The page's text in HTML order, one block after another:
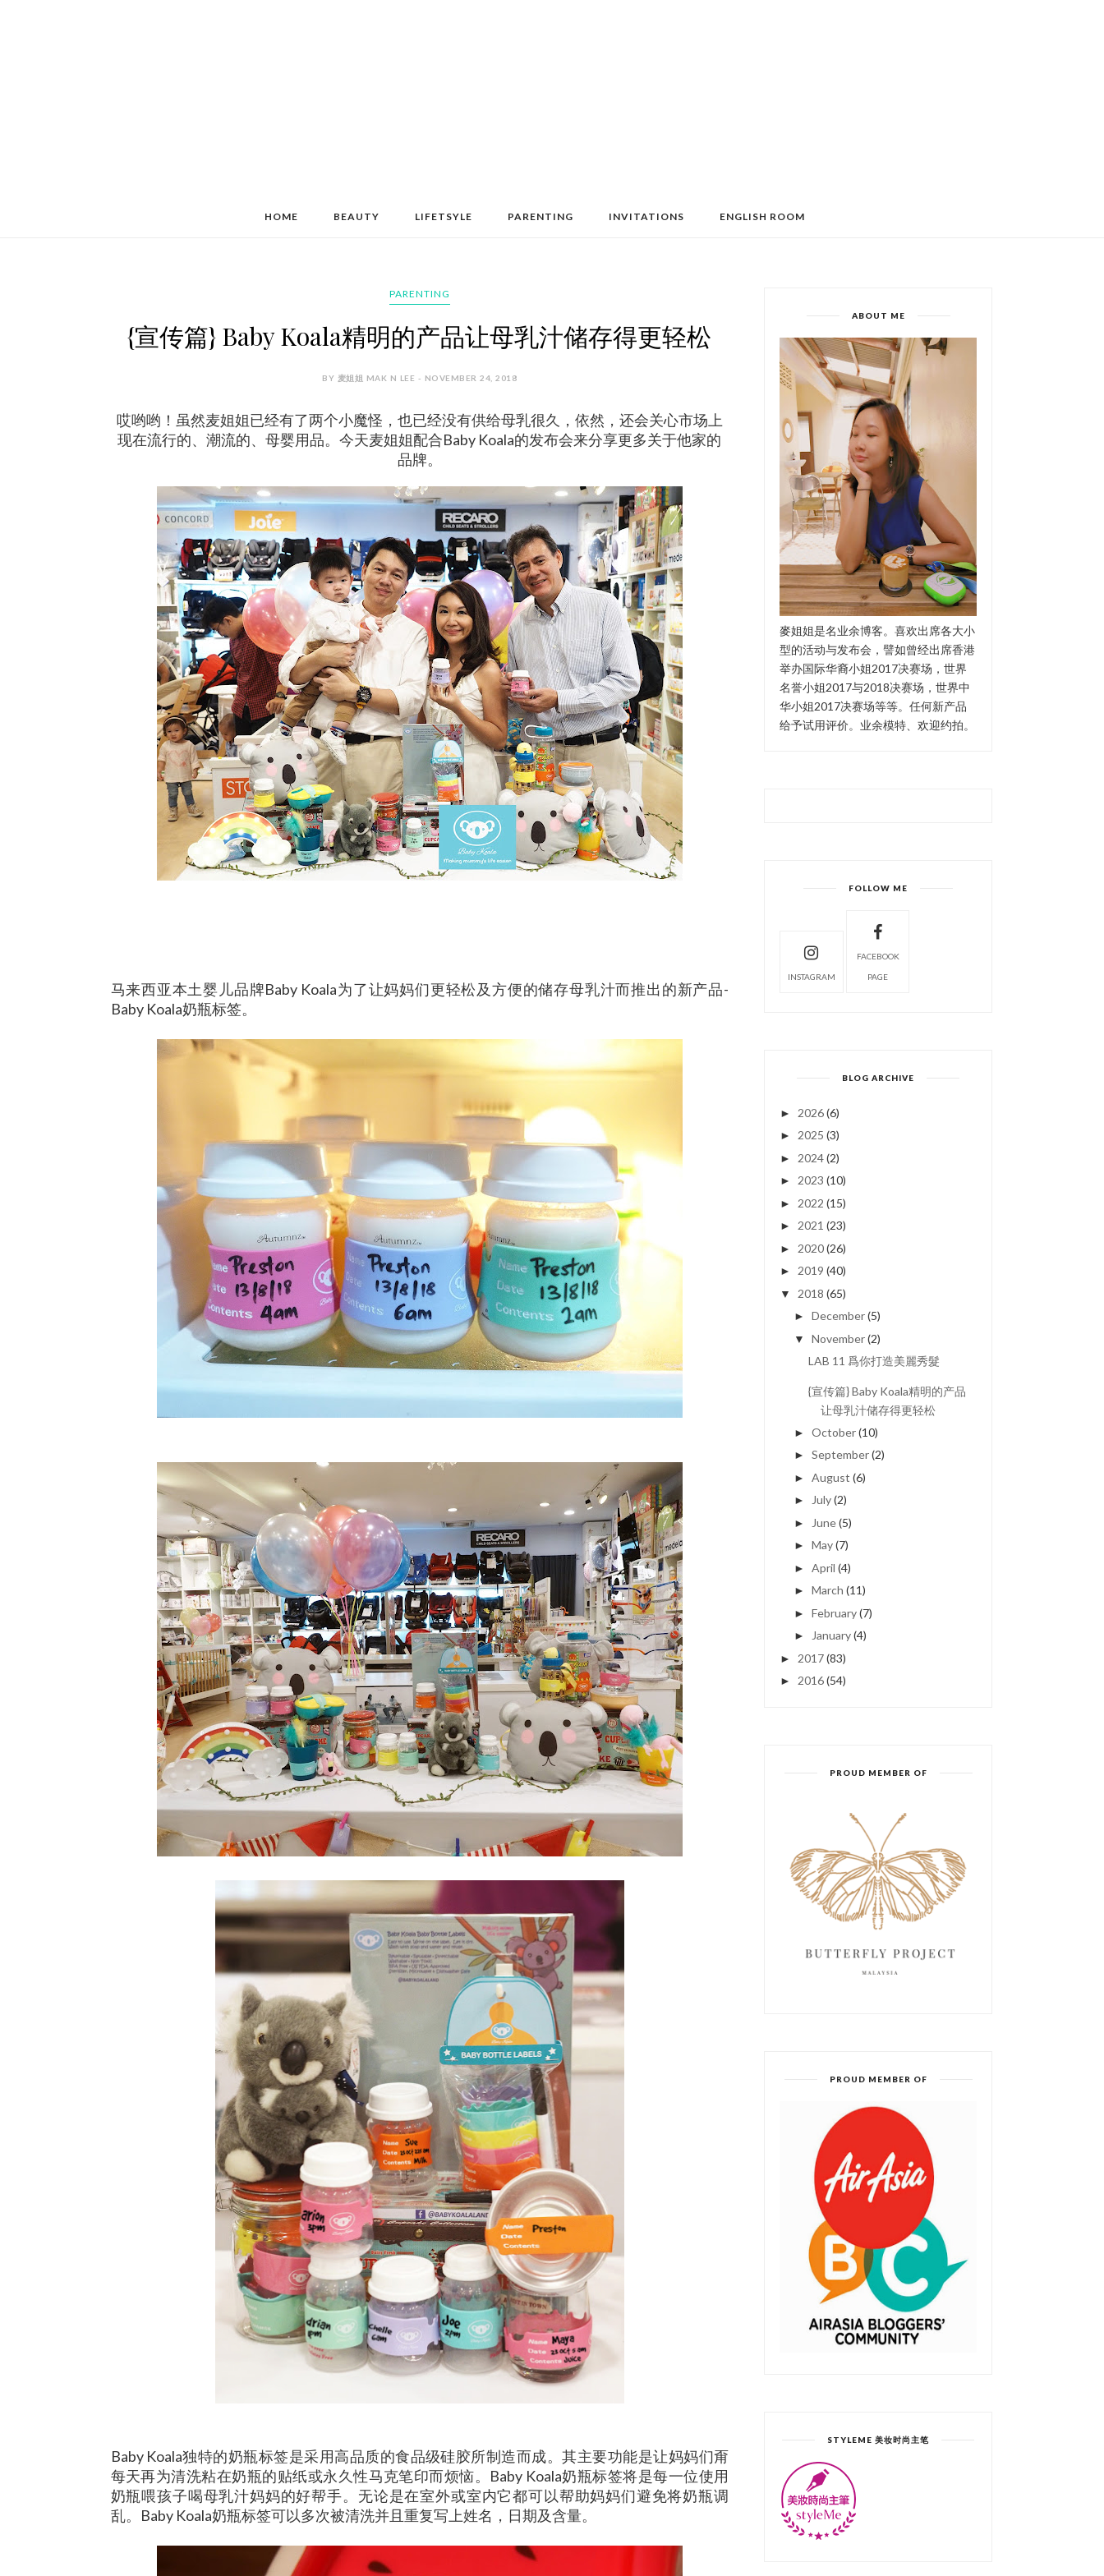
HOME BEAUTY LIFETSYLE PARENTING INVITATIONS ENGLISH ROOM
PARENTING
{宣传篇} Baby Koala精明的产品让母乳汁储存得更轻松
BY 麦姐姐 MAK N LEE - NOVEMBER 24, 2018
哎哟哟！虽然麦姐姐已经有了两个小魔怪，也已经没有供给母乳很久，依然，还会关心市场上
现在流行的、潮流的、母婴用品。今天麦姐姐配合Baby Koala的发布会来分享更多关于他家的
品牌。
马来西亚本土婴儿品牌Baby Koala为了让妈妈们更轻松及方便的储存母乳汁而推出的新产品-
Baby Koala奶瓶标签。
Baby Koala独特的奶瓶标签是采用高品质的食品级硅胶所制造而成。其主要功能是让妈妈们甭
每天再为清洗粘在奶瓶的贴纸或永久性马克笔印而烦恼。Baby Koala奶瓶标签将是每一位使用
奶瓶喂孩子喝母乳汁妈妈的好帮手。无论是在室外或室内它都可以帮助妈妈们避免将奶瓶调
乱。Baby Koala奶瓶标签可以多次被清洗并且重复写上姓名，日期及含量。
ABOUT ME
麥姐姐是名业余博客。喜欢出席各大小
型的活动与发布会，譬如曾经出席香港
举办国际华裔小姐2017决赛场，世界
名誉小姐2017与2018决赛场，世界中
华小姐2017决赛场等等。任何新产品
给予试用评价。业余模特、欢迎约拍。
FOLLOW ME
INSTAGRAM
FACEBOOK
PAGE
BLOG ARCHIVE
► 2026(6)
► 2025 (3)
► 2024(2)
► 2023 (10)
► 2022 (15)
► 2021 (23)
► 2020(26)
► 2019 (40)
▼ 2018 (65)
► December(5)
▼ November(2)
LAB 11 爲你打造美麗秀髮
{宣传篇} Baby Koala精明的产品
让母乳汁储存得更轻松
► October(10)
► September(2)
► August (6)
► July(2)
► June(5)
► May(7)
► April (4)
► March (11)
► February(7)
► January(4)
► 2017(83)
► 2016(54)
PROUD MEMBER OF
PROUD MEMBER OF
STYLEME 美妆时尚主笔